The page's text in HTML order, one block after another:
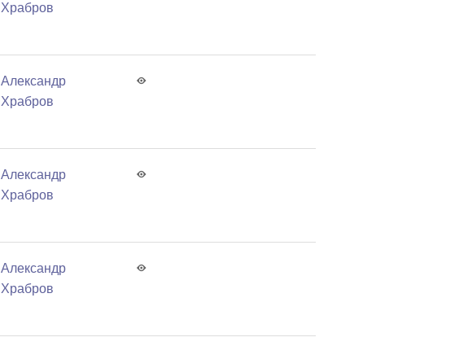
Храбров
Александр
Храбров
Александр
Храбров
Александр
Храбров